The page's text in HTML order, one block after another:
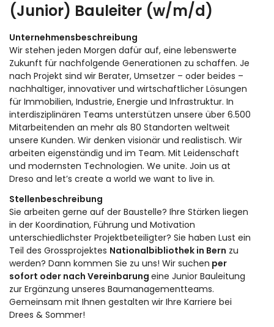
(Junior) Bauleiter (w/m/d)
Unternehmensbeschreibung
Wir stehen jeden Morgen dafür auf, eine lebenswerte
Zukunft für nachfolgende Generationen zu schaffen. Je
nach Projekt sind wir Berater, Umsetzer – oder beides –
nachhaltiger, innovativer und wirtschaftlicher Lösungen
für Immobilien, Industrie, Energie und Infrastruktur. In
interdisziplinären Teams unterstützen unsere über 6.500
Mitarbeitenden an mehr als 80 Standorten weltweit
unsere Kunden. Wir denken visionär und realistisch. Wir
arbeiten eigenständig und im Team. Mit Leidenschaft
und modernsten Technologien. We unite. Join us at
Dreso and let’s create a world we want to live in.
Stellenbeschreibung
Sie arbeiten gerne auf der Baustelle? Ihre Stärken liegen
in der Koordination, Führung und Motivation
unterschiedlichster Projektbeteiligter? Sie haben Lust ein
Teil des Grossprojektes Nationalbibliothek in Bern zu
werden? Dann kommen Sie zu uns! Wir suchen per
sofort oder nach Vereinbarung eine Junior Bauleitung
zur Ergänzung unseres Baumanagementteams.
Gemeinsam mit Ihnen gestalten wir Ihre Karriere bei
Drees & Sommer!